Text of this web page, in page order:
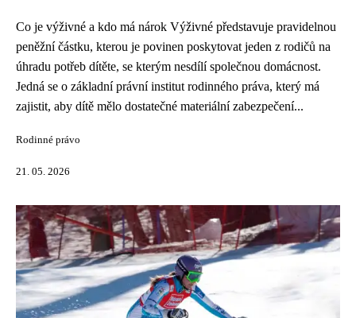
Co je výživné a kdo má nárok Výživné představuje pravidelnou
peněžní částku, kterou je povinen poskytovat jeden z rodičů na
úhradu potřeb dítěte, se kterým nesdílí společnou domácnost.
Jedná se o základní právní institut rodinného práva, který má
zajistit, aby dítě mělo dostatečné materiální zabezpečení...
Rodinné právo
21. 05. 2026